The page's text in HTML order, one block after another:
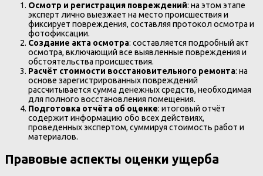
Осмотр и регистрация повреждений: на этом этапе
эксперт лично выезжает на место происшествия и
фиксирует повреждения, составляя протокол осмотра и
фотофиксации.
Создание акта осмотра: составляется подробный акт
осмотра, включающий все выявленные повреждения и
обстоятельства происшествия.
Расчёт стоимости восстановительного ремонта: на
основе зарегистрированных повреждений
рассчитывается сумма денежных средств, необходимая
для полного восстановления помещения.
Подготовка отчёта об оценке: итоговый отчёт
содержит информацию обо всех действиях,
проведенных экспертом, суммируя стоимость работ и
материалов.
Правовые аспекты оценки ущерба